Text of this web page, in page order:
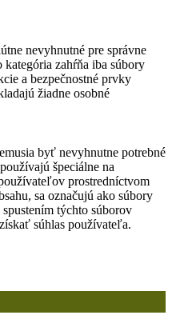
nevyhnutné pre správne
zahŕňa iba súbory
a bezpečnostné prvky
žiadne osobné
byť nevyhnutne potrebné
špeciálne na
prostredníctvom
sa označujú ako súbory
týchto súborov
súhlas používateľa.